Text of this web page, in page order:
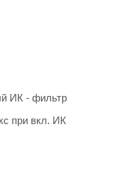
ИК - фильтр
при вкл. ИК